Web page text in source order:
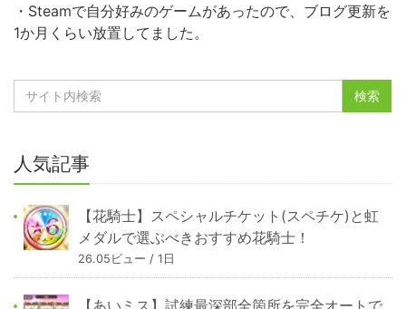
・Steamで自分好みのゲームがあったので、ブログ更新を
1か月くらい放置してました。
人気記事
【花騎士】スペシャルチケット(スペチケ)と虹
メダルで選ぶべきおすすめ花騎士！
26.05ビュー / 1日
【あいミス】試練最深部全箇所を完全オートで